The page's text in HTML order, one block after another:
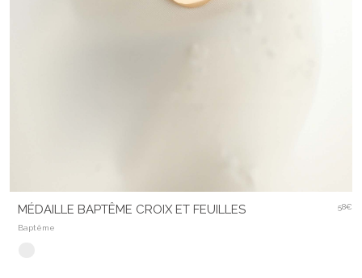
MÉDAILLE BAPTÊME CROIX ET FEUILLES
Baptême
58€